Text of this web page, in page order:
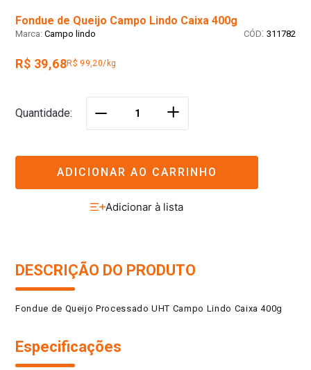
Fondue de Queijo Campo Lindo Caixa 400g
Campo lindo : 311782
R$ 39,68R$ 99,20/kg
Quantidade ＋
ADICIONAR AO CARRINHO
DESCRIÇÃO DO PRODUTO
Fondue de Queijo Processado UHT Campo Lindo Caixa 400g
Especificações